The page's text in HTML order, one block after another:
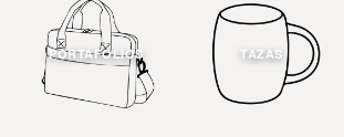
PORTAFOLIOS TAZAS